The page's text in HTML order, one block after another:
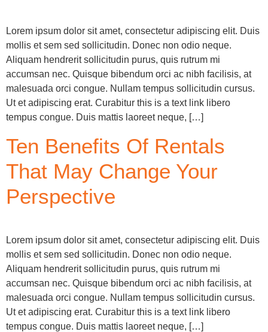
Lorem ipsum dolor sit amet, consectetur adipiscing elit. Duis
mollis et sem sed sollicitudin. Donec non odio neque.
Aliquam hendrerit sollicitudin purus, quis rutrum mi
accumsan nec. Quisque bibendum orci ac nibh facilisis, at
malesuada orci congue. Nullam tempus sollicitudin cursus.
Ut et adipiscing erat. Curabitur this is a text link libero
tempus congue. Duis mattis laoreet neque, […]
Ten Benefits Of Rentals
That May Change Your
Perspective
Lorem ipsum dolor sit amet, consectetur adipiscing elit. Duis
mollis et sem sed sollicitudin. Donec non odio neque.
Aliquam hendrerit sollicitudin purus, quis rutrum mi
accumsan nec. Quisque bibendum orci ac nibh facilisis, at
malesuada orci congue. Nullam tempus sollicitudin cursus.
Ut et adipiscing erat. Curabitur this is a text link libero
tempus congue. Duis mattis laoreet neque, […]